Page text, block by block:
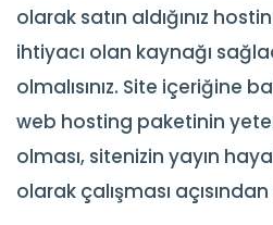
olarak satın aldığınız
ihtiyacı olan kaynağı
olmalısınız. Site içeriğine
web hosting paketinin
olması, sitenizin yayın
olarak çalışması